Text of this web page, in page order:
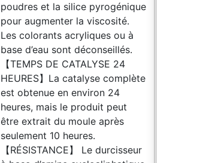
poudres et la silice pyrogénique
pour augmenter la viscosité.
Les colorants acryliques ou à
base d’eau sont déconseillés.
【TEMPS DE CATALYSE 24
HEURES】La catalyse complète
est obtenue en environ 24
heures, mais le produit peut
être extrait du moule après
seulement 10 heures.
【RÉSISTANCE】 Le durcisseur